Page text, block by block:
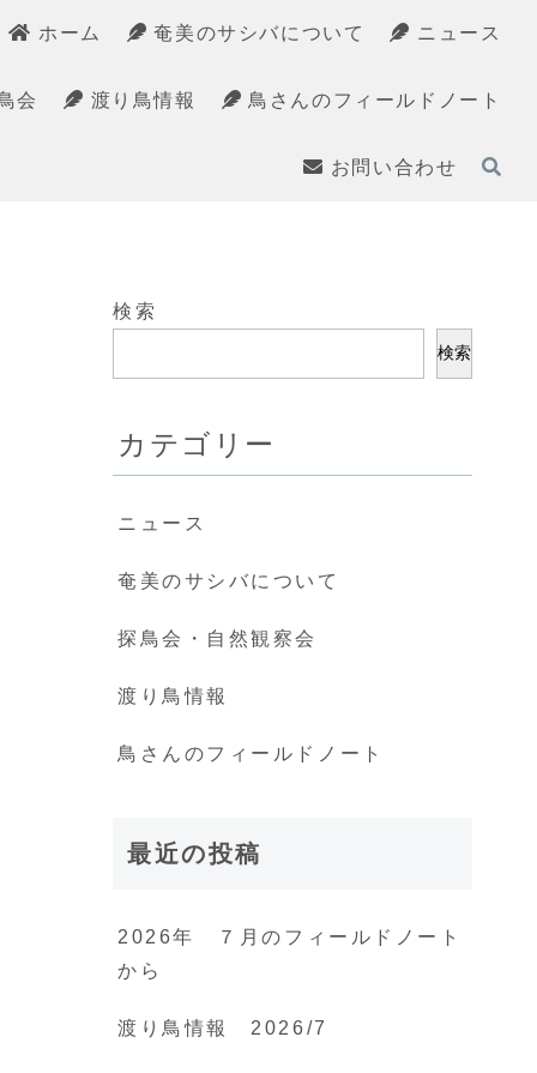
ホーム 奄美のサシバについて ニュース
会 渡り鳥情報 鳥さんのフィールドノート
お問い合わせ
検索
検索
カテゴリー
ニュース
奄美のサシバについて
探鳥会・自然観察会
渡り鳥情報
鳥さんのフィールドノート
最近の投稿
2026年 ７月のフィールドノート
から
渡り鳥情報 2026/7